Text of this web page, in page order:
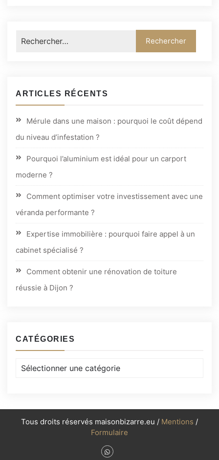
ARTICLES RÉCENTS
Mérule dans une maison : pourquoi le coût dépend
du niveau d’infestation ?
Pourquoi l’aluminium est idéal pour un carport
moderne ?
Comment optimiser votre investissement avec une
véranda performante ?
Expertise immobilière : pourquoi faire appel à un
cabinet spécialisé ?
Comment obtenir une rénovation de toiture
réussie à Dijon ?
CATÉGORIES
Catégories
Tous droits réservés maisonbizarre.eu / Mentions /
Formulaire